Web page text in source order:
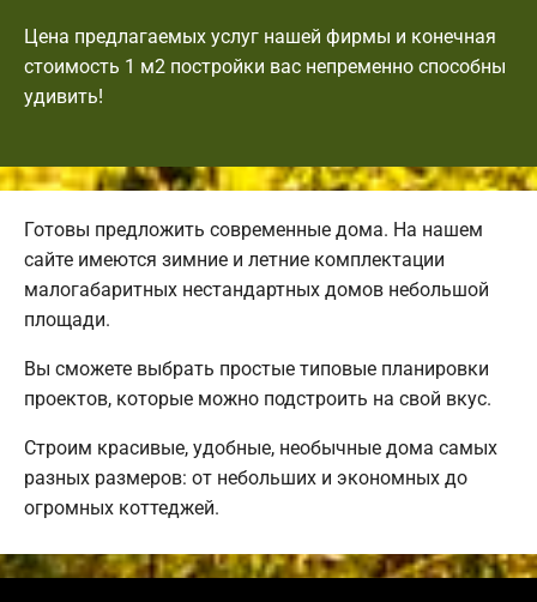
Цена предлагаемых услуг нашей фирмы и конечная
стоимость 1 м2 постройки вас непременно способны
удивить!
Готовы предложить современные дома. На нашем
сайте имеются зимние и летние комплектации
малогабаритных нестандартных домов небольшой
площади.
Вы сможете выбрать простые типовые планировки
проектов, которые можно подстроить на свой вкус.
Строим красивые, удобные, необычные дома самых
разных размеров: от небольших и экономных до
огромных коттеджей.